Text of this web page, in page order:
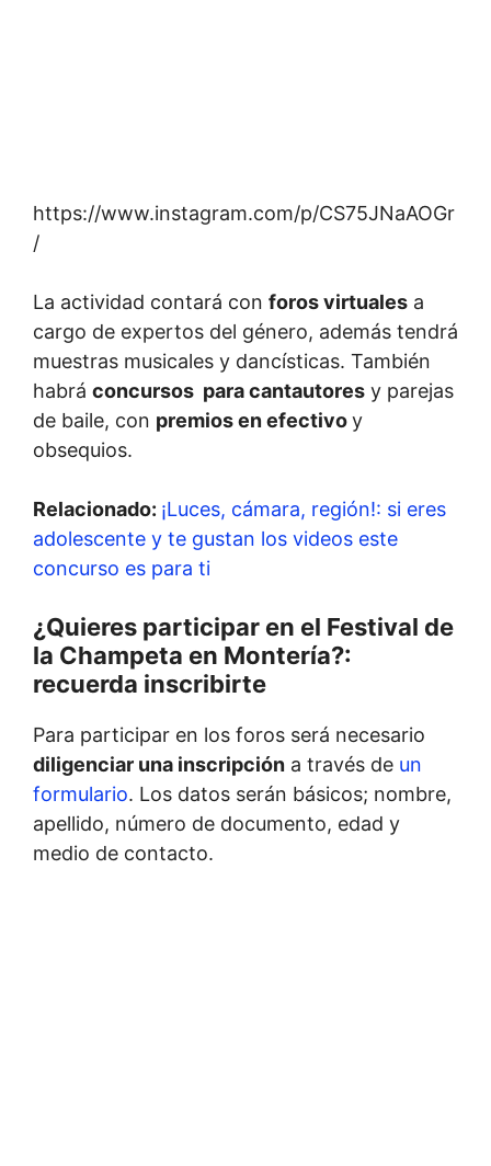
https://www.instagram.com/p/CS75JNaAOGr
/
La actividad contará con foros virtuales a
cargo de expertos del género, además tendrá
muestras musicales y dancísticas. También
habrá concursos para cantautores y parejas
de baile, con premios en efectivoy
obsequios.
Relacionado: ¡Luces, cámara, región!: si eres
adolescente y te gustan los videos este
concurso es para ti
¿Quieres participar en el Festival de
la Champeta en Montería?:
recuerda inscribirte
Para participar en los foros será necesario
diligenciar una inscripción a través de un
formulario. Los datos serán básicos; nombre,
apellido, número de documento, edad y
medio de contacto.